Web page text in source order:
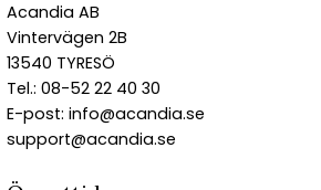
Acandia AB
Vintervägen 2B
13540 TYRESÖ
Tel.: 08-52 22 40 30
E-post: info@acandia.se
support@acandia.se